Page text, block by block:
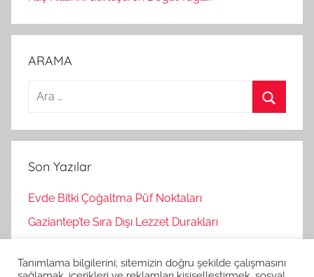
ARAMA
a
a
r
Son Yazılar
Evde Bitki Çoğaltma Püf Noktaları
Gaziantep’te Sıra Dışı Lezzet Durakları
Korku Oyunları İle Stres Atma
Tanımlama bilgilerini; sitemizin doğru şekilde çalışmasını